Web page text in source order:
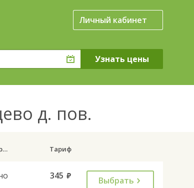
Личный кабинет
д. пов.
Дни курсирования Тариф
345 руб. Выбрать